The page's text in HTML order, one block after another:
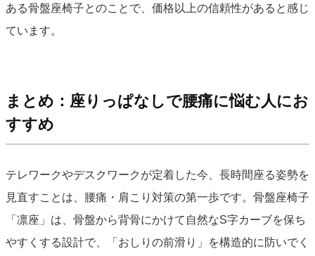
ある骨盤座椅子とのことで、価格以上の信頼性があると感じ
ています。
まとめ：座りっぱなしで腰痛に悩む人にお
すすめ
テレワークやデスクワークが定着した今、長時間座る姿勢を
見直すことは、腰痛・肩こり対策の第一歩です。骨盤座椅子
「凛座」は、骨盤から背骨にかけて自然なS字カーブを保ち
やすくする設計で、「おしりの前滑り」を構造的に防いでく